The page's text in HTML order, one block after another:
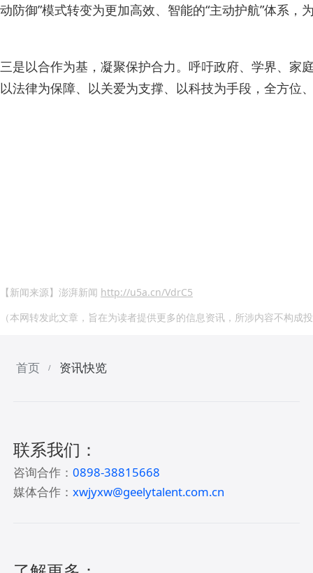
动防御”模式转变为更加高效、智能的“主动护航”体系
三是以合作为基，凝聚保护合力。呼吁政府、学界、家
以法律为保障、以关爱为支撑、以科技为手段，全方位
【新闻来源】澎湃新闻 http://u5a.cn/VdrC5
（本网转发此文章，旨在为读者提供更多的信息资讯，所涉内容不构
首页 / 资讯快览
联系我们：
咨询合作：0898-38815668
媒体合作：xwjyxw@geelytalent.com.cn